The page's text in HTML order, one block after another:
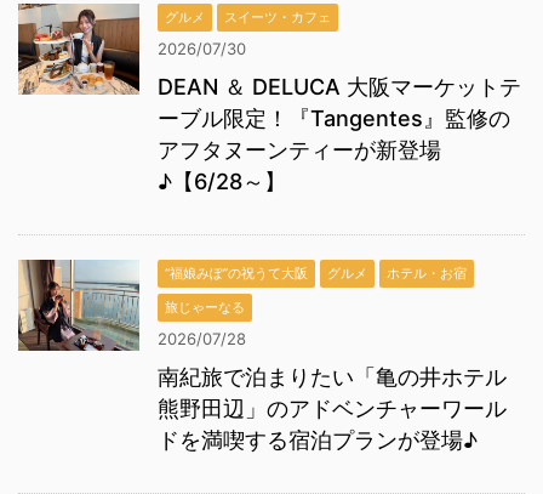
グルメ スイーツ・カフェ
2026/07/30
DEAN ＆ DELUCA 大阪マーケットテ
ーブル限定！『Tangentes』監修の
アフタヌーンティーが新登場
♪【6/28～】
“福娘みぽ”の祝うて大阪 グルメ
ホテル・お宿
旅じゃーなる
2026/07/28
南紀旅で泊まりたい「亀の井ホテル
熊野田辺」のアドベンチャーワール
ドを満喫する宿泊プランが登場♪